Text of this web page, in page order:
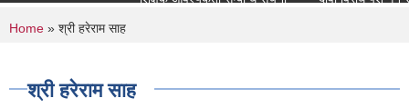
You are here
Home » श्री हरेराम साह
श्री हरेराम साह